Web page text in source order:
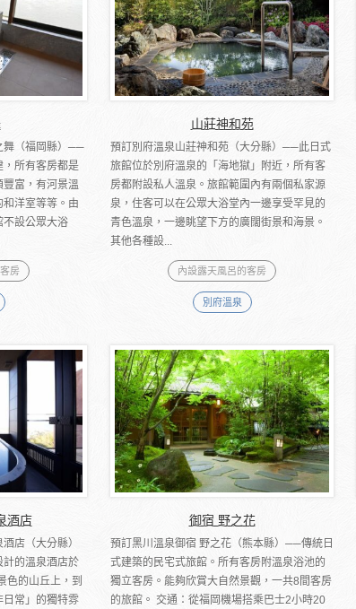
舞（福岡縣）──
，所有客房都是
豐富，有河景溫
洋室等等。由
不設公眾大浴
房
山莊神和苑
預訂別府溫泉山莊神和苑（大分縣）──此日式
旅館位於別府溫泉的「海地獄」附近，所有客
房都附設私人溫泉。旅館範圍內有兩個私家源
泉，住客可以在公眾大浴堂內一邊享受罕見的
青色溫泉，一邊眺望下方的廣闊街景和海景。
其他各種設...
內設露天風呂的客房
別府溫泉
酒店
店（大分縣）
的溫泉酒店於
色的山丘上，到
日常」的獨特雰
御宿 野之花
預訂黑川溫泉御宿 野之花（熊本縣）──傳統日
式建築的民宅式旅館。所有客房附溫泉浴池的
獨立客房。能夠欣賞大自然景觀，一共8間客房
的旅館。 交通：從福岡機場搭乘巴士2小時20